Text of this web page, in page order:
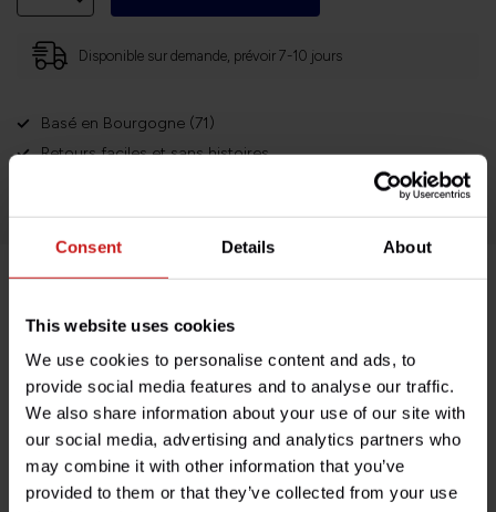
Consent Details About
This website uses cookies
We use cookies to personalise content and ads, to
provide social media features and to analyse our traffic.
We also share information about your use of our site with
our social media, advertising and analytics partners who
may combine it with other information that you’ve
provided to them or that they’ve collected from your use
Disponible sur demande, prévoir 7-10 jours
Basé en Bourgogne (71)
Retours faciles et sans histoires
Description du produit
Spécifications
Avez-vous des questions concernant ce produit ?
Besoin d'aide avec votre commande ? N'hésitez pas à